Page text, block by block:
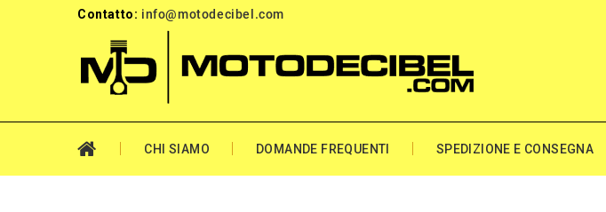
Contatto: info@motodecibel.com
CHI SIAMO DOMANDE FREQUENTI SPEDIZIONE E CONSEGNA